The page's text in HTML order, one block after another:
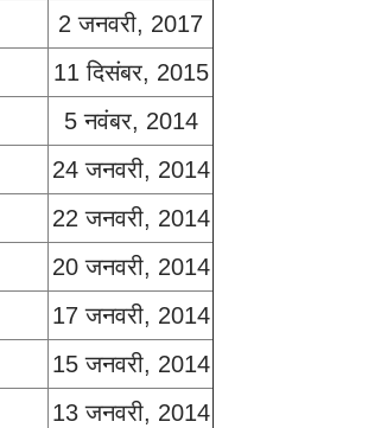
2 जनवरी, 2017
11 दिसंबर, 2015
5 नवंबर, 2014
24 जनवरी, 2014
22 जनवरी, 2014
20 जनवरी, 2014
17 जनवरी, 2014
15 जनवरी, 2014
13 जनवरी, 2014